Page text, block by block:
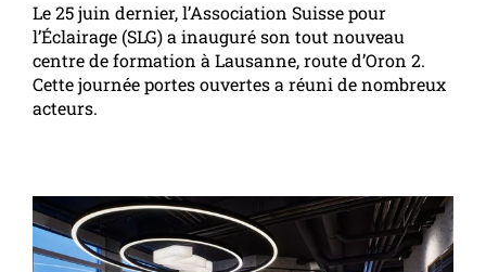
Le 25 juin dernier, l’Association Suisse pour
l’Éclairage (SLG) a inauguré son tout nouveau
centre de formation à Lausanne, route d’Oron 2.
Cette journée portes ouvertes a réuni de nombreux
acteurs.